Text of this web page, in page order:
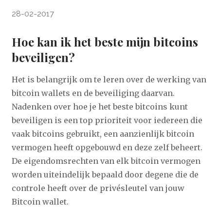
28-02-2017
Hoe kan ik het beste mijn bitcoins
beveiligen?
Het is belangrijk om te leren over de werking van
bitcoin wallets en de beveiliging daarvan.
Nadenken over hoe je het beste bitcoins kunt
beveiligen is een top prioriteit voor iedereen die
vaak bitcoins gebruikt, een aanzienlijk bitcoin
vermogen heeft opgebouwd en deze zelf beheert.
De eigendomsrechten van elk bitcoin vermogen
worden uiteindelijk bepaald door degene die de
controle heeft over de privésleutel van jouw
Bitcoin wallet.